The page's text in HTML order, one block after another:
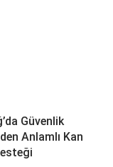
Güvenlik
Anlamlı Kan